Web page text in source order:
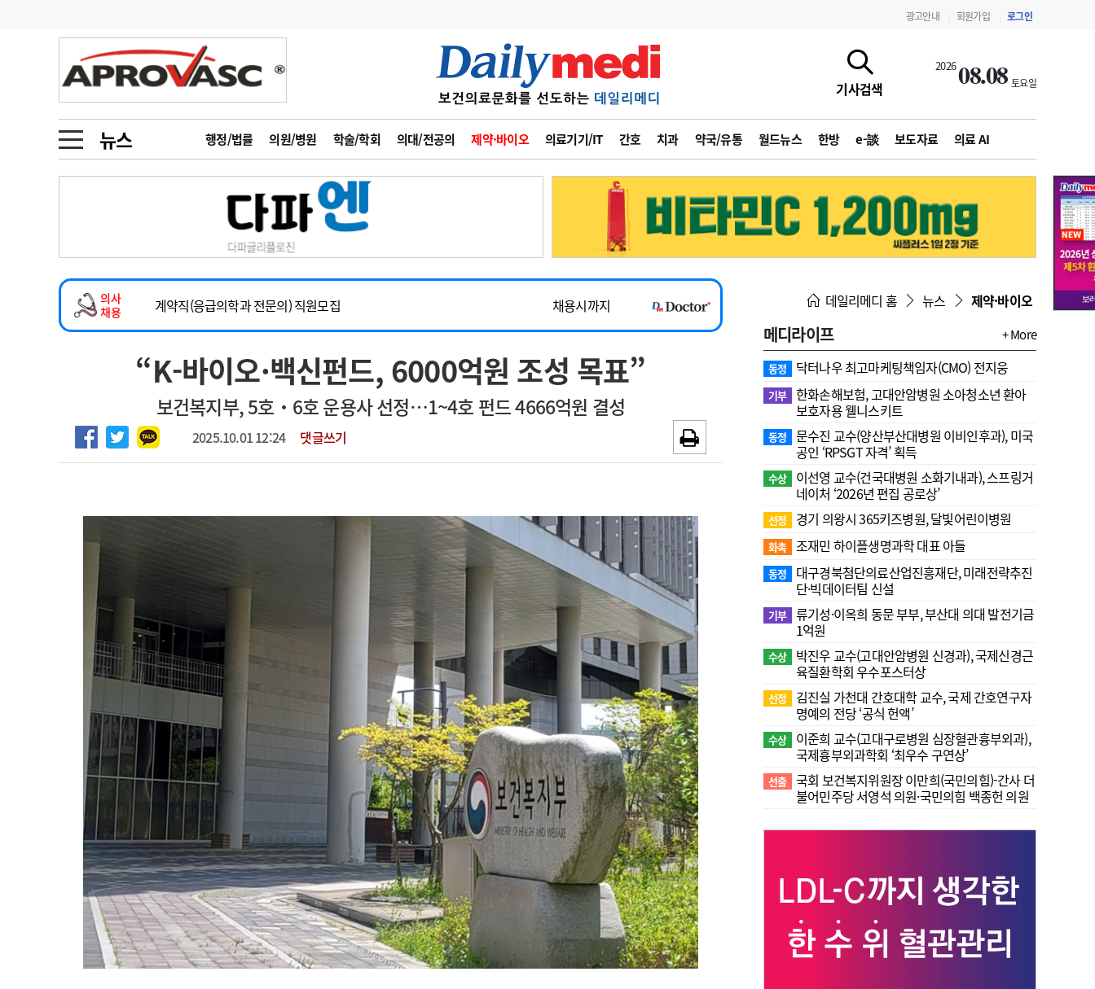
광고안내 회원가입 로그인
기사검색
202608.08 토요일
뉴스 행정/법률 의원/병원 학술/학회 의대/전공의 제약·바이오 의료기기/IT 간호 치과 약국/유통 월드뉴스 한방 e-談 보도자료 의료 AI
금주의 검색어
1
의사인력 수급 추계
2
성분명 처방
3
AI의료
4
전공의 모집 결과
6
관리급여 실시
지필공 지원책
수련환경 개선
의과대학 입시
메디인포 인사 사고
오피니언 칼럼 수첩
인물 초대석 피플
동영상뉴스
포토뉴스
메디 Hospital 지역병원 중소병원
인포메이션 행정처분 판례 정책/통계 공시 지침·기준·평가 약제급여 심사 결과
회사소개 법적고지 광고안내
의사
채용
2026년 하반기 인턴 모집
~2026-08-31
마취통증의학과 임기제 임상의사 채용
채용시까지
계약직(응급의학과 전문의) 직원모집
채용시까지
하반기 전공의(레지던트1년차) 모집
~2026-08-15
2026년 하반기 인턴 모집
~2026-08-31
마취통증의학과 임기제 임상의사 채용
채용시까지
“K-바이오·백신펀드, 6000억원 조성 목표”
보건복지부, 5호‧6호 운용사 선정…1~4호 펀드 4666억원 결성
2025.10.01 12:24 댓글쓰기
데일리메디 홈 뉴스 제약·바이오
메디라이프 + More
동정 닥터나우 최고마케팅책임자(CMO) 전지웅
기부 한화손해보험, 고대안암병원 소아청소년 환아
보호자용 웰니스키트
동정
문수진 교수( 양산부산대병원 이비인후과), 미국
공인 ‘RPSGT 자격’ 획득
수상
이선영 교수(건국대병원 소화기내과), 스프링거
네이처 ‘2026년 편집 공로상’
선정 경기 의왕시 365키즈병원, 달빛어린이병원
화촉 조재민 하이플생명과학 대표 아들
동정
대구경북첨단의료산업진흥재단, 미래전략추진
단·빅데이터팀 신설
기부 류기성·이옥희 동문 부부, 부산대 의대 발전기금
1억원
수상
박진우 교수(고대안암병원 신경과), 국제신경근
육질환학회 우수포스터상
선정
김진실 가천대 간호대학 교수, 국제 간호연구자
명예의 전당 ‘공식 헌액’
수상
이준희 교수(고대구로병원 심장혈관흉부외과),
국제흉부외과학회 ‘최우수 구연상’
선출 국회 보건복지위원장 이만희(국민의힘)-간사 더
불어민주당 서영석 의원·국민의힘 백종헌 의원